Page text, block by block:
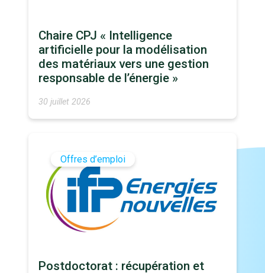
Chaire CPJ « Intelligence
artificielle pour la modélisation
des matériaux vers une gestion
responsable de l’énergie »
30 juillet 2026
Offres d’emploi
Postdoctorat : récupération et